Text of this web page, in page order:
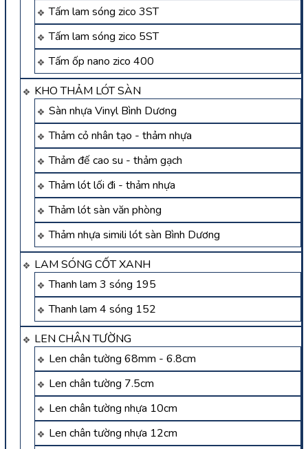
Tấm lam sóng zico 3ST
Tấm lam sóng zico 5ST
Tấm ốp nano zico 400
KHO THẢM LÓT SÀN
Sàn nhựa Vinyl Bình Dương
Thảm cỏ nhân tạo - thảm nhựa
Thảm đế cao su - thảm gạch
Thảm lót lối đi - thảm nhựa
Thảm lót sàn văn phòng
Thảm nhựa simili lót sàn Bình Dương
LAM SÓNG CỐT XANH
Thanh lam 3 sóng 195
Thanh lam 4 sóng 152
LEN CHÂN TƯỜNG
Len chân tường 68mm - 6.8cm
Len chân tường 7.5cm
Len chân tường nhựa 10cm
Len chân tường nhựa 12cm